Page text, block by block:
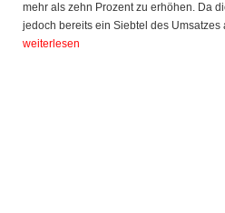
mehr als zehn Prozent zu erhöhen. Da
jedoch bereits ein Siebtel des
weiterlesen